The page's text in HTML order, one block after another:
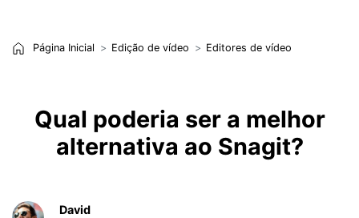
Página Inicial Edição de vídeo Editores de vídeo
Qual poderia ser a melhor
alternativa ao Snagit?
David